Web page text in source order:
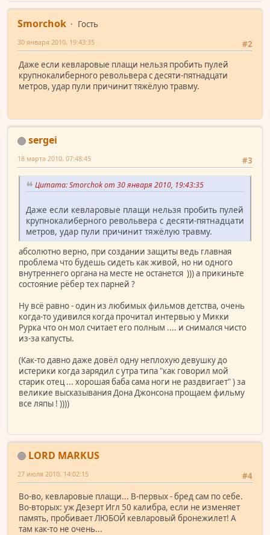
Smorchok
Гость
#2
30 января 2010, 19:43:35
Даже если кевларовые плащи нельзя пробить пулей
крупнокалиберного револьвера с десяти-пятнадцати
метров, удар пули причинит тяжёлую травму.
sergei
#3
18 марта 2010, 07:48:45
Цитата: Smorchok от 30 января 2010, 19:43:35
Даже если кевларовые плащи нельзя пробить пулей
крупнокалиберного револьвера с десяти-пятнадцати
метров, удар пули причинит тяжёлую травму.
абсолютно верно, при создании защиты ведь главная
проблема что будешь сидеть как живой, но ни одного
внутреннего органа на месте не останется ))) а прикиньте
состояние рёбер тех парней ?
Ну всё равно - один из любимых фильмов детства, очень
когда-то удивился когда прочитал интервью у Микки
Рурка что он мол считает его полным .... и снимался чисто
из-за капусты.
(Как-то давно даже довёл одну неплохую девушку до
истерики когда зарядил с утра типа "как говорил мой
старик отец ... хорошая баба сама ноги не раздвигает" ) за
великие высказывания Дона Джонсона прощаем фильму
все ляпы ! ))))
LORD MARKUS
#4
27 июля 2010, 14:02:15
Во-во, кевларовые плащи... В-первых - бред сам по себе.
Во-вторых: уж Дезерт Игл 50 калибра, если не изменяет
память, пробивает ЛЮБОЙ кевларовый бронежилет! А
там как-то не очень...